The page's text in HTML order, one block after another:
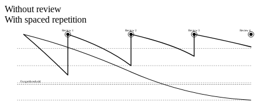
Without review
With spaced repetition
Forget threshold
Review 1 Review 2 Review 3 Review 4